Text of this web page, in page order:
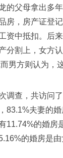
的父母拿出多
房，房产证登记
资中抵扣。后
分割上，女方
男方则认为，
查，共访问了
83.1%夫妻的
11.74%的婚房
的婚房是